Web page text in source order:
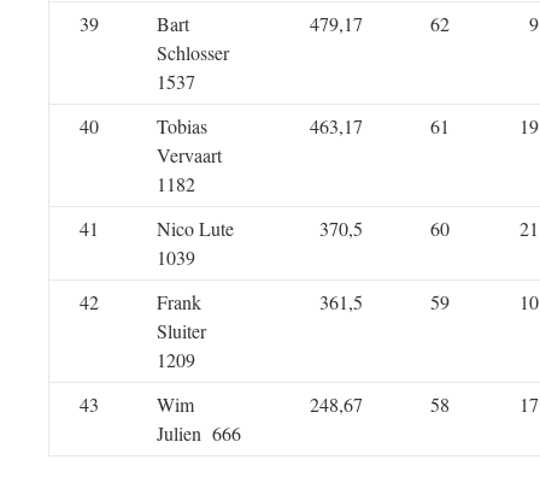
39
Bart
Schlosser
1537
479,17 62 9
40
Tobias
Vervaart
1182
463,17 61 19
41
Nico Lute
1039
370,5 60 21
42
Frank
Sluiter
1209
361,5 59 10
43
Wim
Julien 666
248,67 58 17